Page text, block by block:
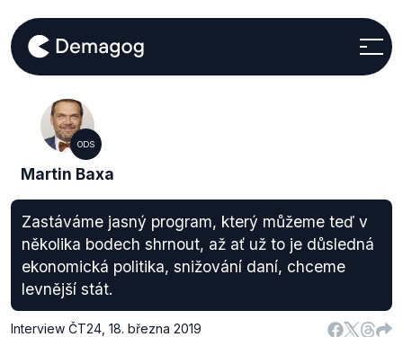
ODS
Martin Baxa
Zastáváme jasný program, který můžeme teď v
několika bodech shrnout, až ať už to je důsledná
ekonomická politika, snižování daní, chceme
levnější stát.
Interview ČT24 18. března 2019